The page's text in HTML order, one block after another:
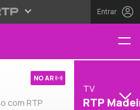
Entrar
com RTP
NO AR
TV
RTP